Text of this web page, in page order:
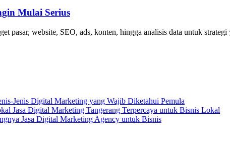
Mulai Serius
pasar, website, SEO, ads, konten, hingga analisis data untuk
Jenis Digital Marketing yang Wajib Diketahui Pemula
Jasa Digital Marketing Tangerang Terpercaya untuk Bisnis Lokal
Jasa Digital Marketing Agency untuk Bisnis